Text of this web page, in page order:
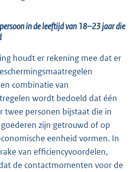
in de leeftijd van 18–23 jaar die
houdt er rekening mee dat er
combinatie van
wordt bedoeld dat één
twee personen bijstaat die in
zijn getrouwd of op
eenheid vormen. In
van efficiencyvoordelen,
de contactmomenten voor de